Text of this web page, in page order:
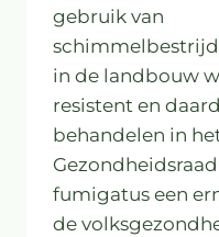
gebruik van
in de landbouw
resistent en
behandelen in
fumigatus een
de